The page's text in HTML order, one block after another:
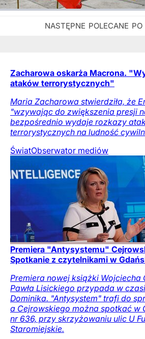
Zacharowa oskarża Macrona.
ataków terrorystycznych"
Maria Zacharowa stwierdziła, że
"wzywając do zwiększenia presji
bezpośrednio wydaje rozkazy
terrorystycznych na ludność
ŚwiatObserwator mediów
Premiera "Antysystemu"
Spotkanie z czytelnikami w
Premiera nowej książki Wojciecha
Pawła Lisickiego przypada w
Dominika. "Antysystem" trafi do
a Cejrowskiego można spotkać w
nr 636, przy skrzyżowaniu ulic U
Staromiejskie.